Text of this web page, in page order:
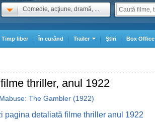
Comedie, acţiune, dramă, ...
Timp liber În curând Trailer Ştiri Box Office
thriller, anul 1922
The Gambler (1922)
pagina detaliată filme thriller anul 1922